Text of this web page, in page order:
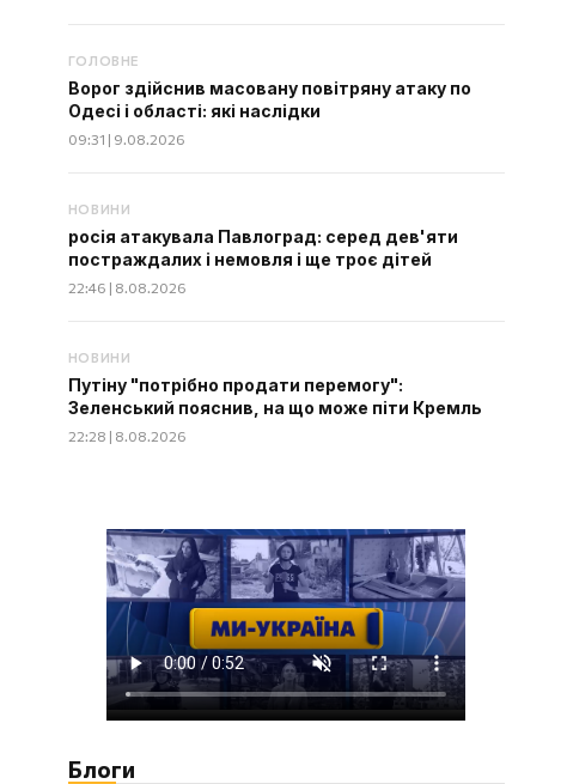
ГОЛОВНЕ
Ворог здійснив масовану повітряну атаку по
Одесі і області: які наслідки
09:31 | 9.08.2026
НОВИНИ
росія атакувала Павлоград: серед дев'яти
постраждалих і немовля і ще троє дітей
22:46 | 8.08.2026
НОВИНИ
Путіну "потрібно продати перемогу":
Зеленський пояснив, на що може піти Кремль
22:28 | 8.08.2026
Блоги